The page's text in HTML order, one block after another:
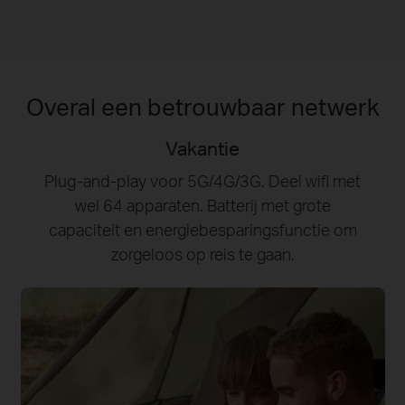
Overal een betrouwbaar netwerk
Vakantie
Plug-and-play voor 5G/4G/3G. Deel wifi met
wel 64 apparaten. Batterij met grote
capaciteit en energiebesparingsfunctie om
zorgeloos op reis te gaan.